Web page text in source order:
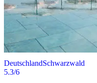
DeutschlandSchwarzwald
5.3/6